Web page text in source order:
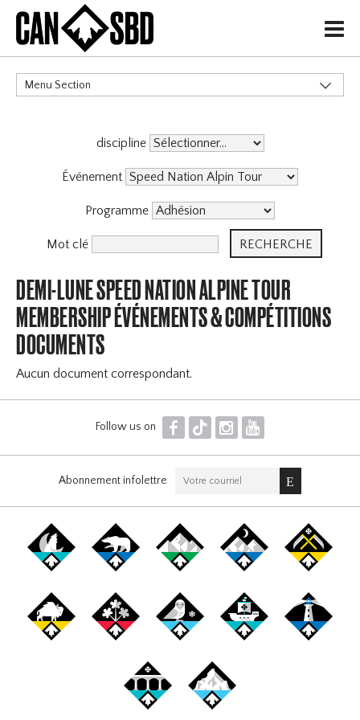
H
Menu Section
Événements & Compétitions
discipline
Événement
Programme
Mot clé
DEMI-LUNE SPEED NATION ALPINE TOUR
MEMBERSHIP ÉVÉNEMENTS & COMPÉTITIONS
DOCUMENTS
Aucun document correspondant.
Follow us on F T I Y
Abonnement infolettre